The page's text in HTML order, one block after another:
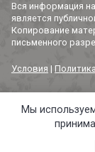
Вся информация
является
Копирование
письменного
Условия |
© 2014-2026 «3
Мы